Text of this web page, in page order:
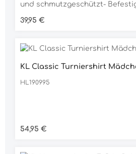
und schmutzgeschützt-
Aufbewahrungstasche- Maße:
Regulärer Preis:
39,95 €
KL Classic Turniershirt
HL190995
Regulärer Preis:
54,95 €